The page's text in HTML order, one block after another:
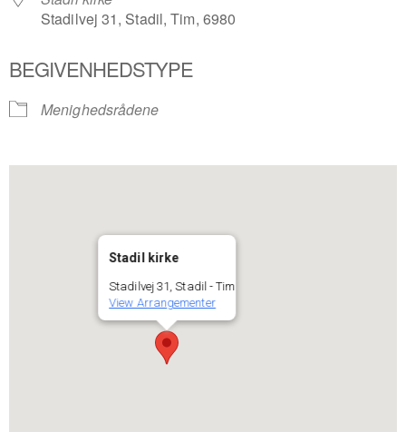
Stadilvej 31, Stadil, Tim, 6980
BEGIVENHEDSTYPE
Menighedsrådene
Stadil kirke
Stadilvej 31, Stadil - Tim
View Arrangementer